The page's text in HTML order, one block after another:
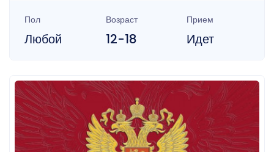
Пол
Любой
Возраст
12-18
Прием
Идет